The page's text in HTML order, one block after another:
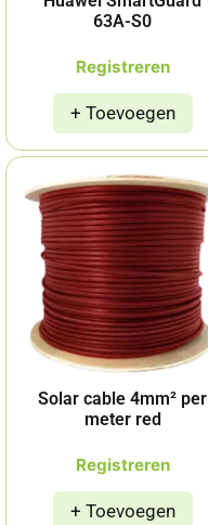
63A-S0
Registreren
Solar cable 4mm² per
meter red
Registreren